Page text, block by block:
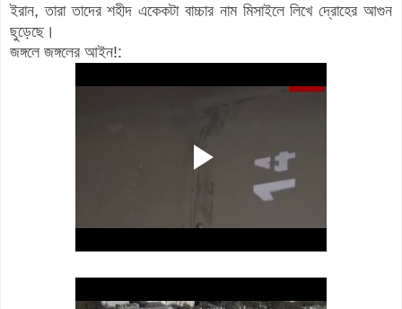
ইরান, তারা তাদের শহীদ একেকটা বাচ্চার নাম মিসাইলে লিখে দ্রোহের আগুন
ছুড়েছে।
জঙ্গলে জঙ্গলের আইন!: